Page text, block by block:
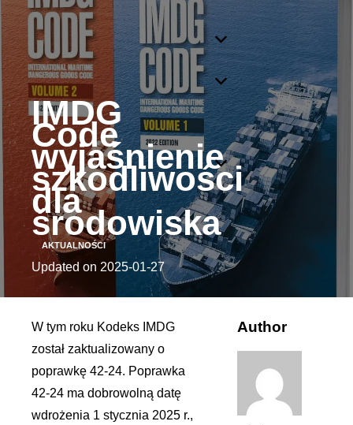
IMDG
Code
wyjaśnienie
szkodliwości
dla
środowiska
AKTUALNOŚCI
Updated on 2025-01-27
W tym roku Kodeks IMDG
został zaktualizowany o
poprawkę 42-24. Poprawka
42-24 ma dobrowolną datę
wdrożenia 1 stycznia 2025 r.,
Author